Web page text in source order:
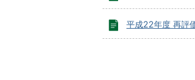
平成22年度 再評